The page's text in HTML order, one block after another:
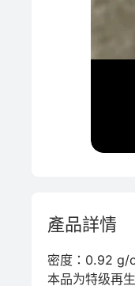
產品詳情
密度：0.92 g/
本品为特级再